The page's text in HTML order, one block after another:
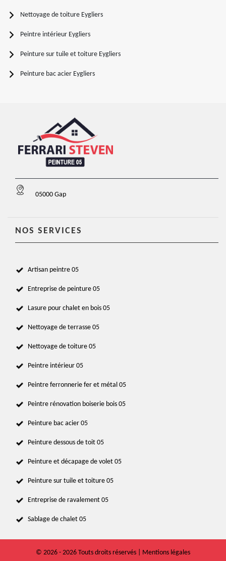
Nettoyage de toiture Eygliers
Peintre intérieur Eygliers
Peinture sur tuile et toiture Eygliers
Peinture bac acier Eygliers
05000 Gap
NOS SERVICES
Artisan peintre 05
Entreprise de peinture 05
Lasure pour chalet en bois 05
Nettoyage de terrasse 05
Nettoyage de toiture 05
Peintre intérieur 05
Peintre ferronnerie fer et métal 05
Peintre rénovation boiserie bois 05
Peinture bac acier 05
Peinture dessous de toit 05
Peinture et décapage de volet 05
Peinture sur tuile et toiture 05
Entreprise de ravalement 05
Sablage de chalet 05
© 2026 - 2026 Touts droits réservés | Mentions légales